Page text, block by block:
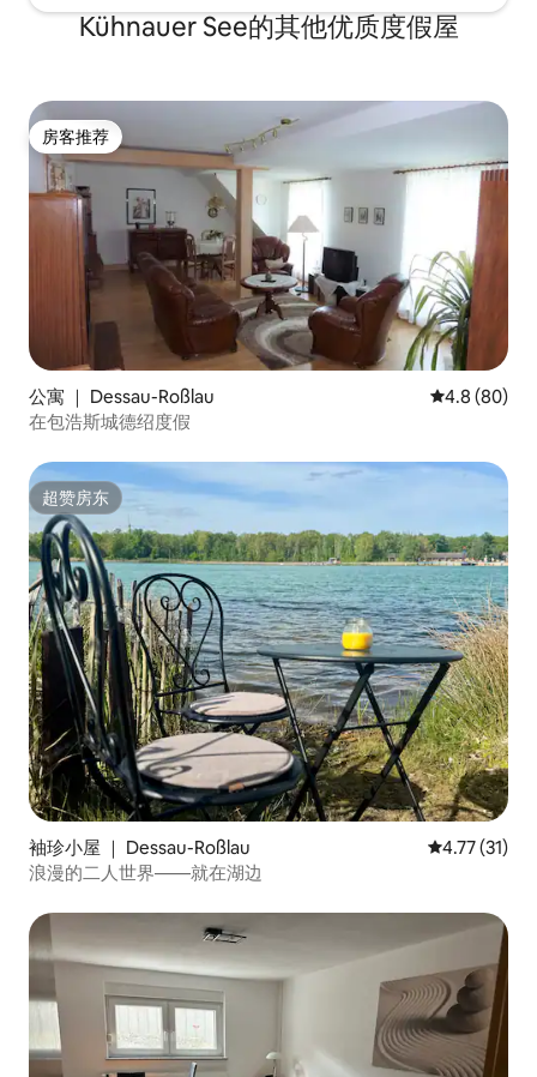
Kühnauer See的其他优质度假屋
房客推荐
房客推荐
公寓 ｜ Dessau-Roßlau 平均评分 4.8
4.8 (80)
在包浩斯城德绍度假
超赞房东
超赞房东
袖珍小屋 ｜ Dessau-Roßlau 平均评分
4.77 (31)
浪漫的二人世界——就在湖边